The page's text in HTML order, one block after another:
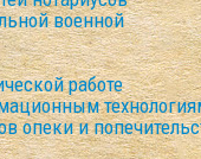
военной
работе
опеки и